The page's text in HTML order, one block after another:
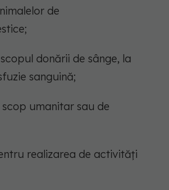
de
donării de sânge, la
sanguină;
umanitar sau de
realizarea de activități